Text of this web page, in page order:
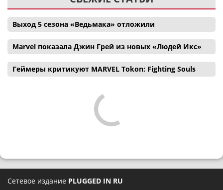
Выход 5 сезона «Ведьмака» отложили
Marvel показала Джин Грей из новых «Людей Икс»
Геймеры критикуют MARVEL Tokon: Fighting Souls
Сетевое издание PLUGGED IN RU